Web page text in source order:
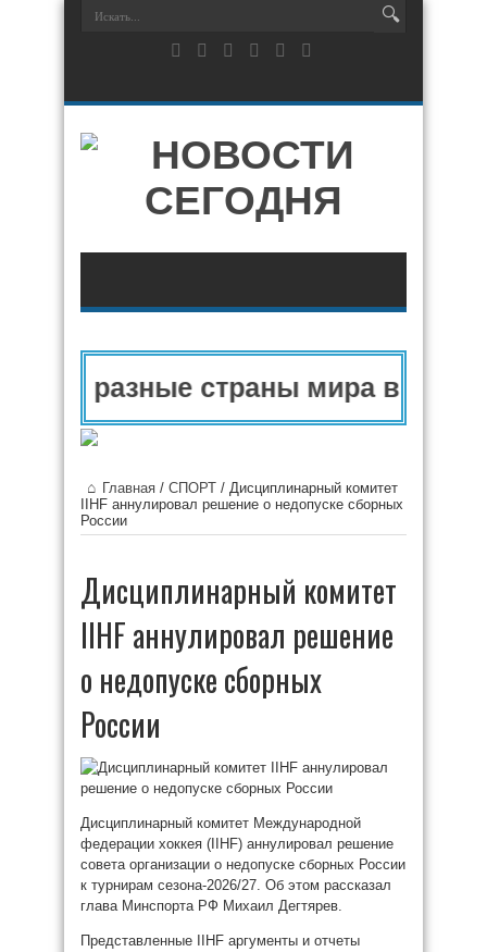
и разные страны мира в 2025
Главная / СПОРТ / Дисциплинарный комитет
IIHF аннулировал решение о недопуске сборных
России
Дисциплинарный комитет
IIHF аннулировал решение
о недопуске сборных
России
Дисциплинарный комитет Международной
федерации хоккея (IIHF) аннулировал решение
совета организации о недопуске сборных России
к турнирам сезона-2026/27. Об этом рассказал
глава Минспорта РФ Михаил Дегтярев.
Представленные IIHF аргументы и отчеты